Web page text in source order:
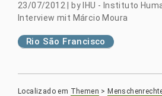
23/07/2012 by IHU - Instituto
Interview mit Márcio Moura
Rio São Francisco
Localizado em Themen >